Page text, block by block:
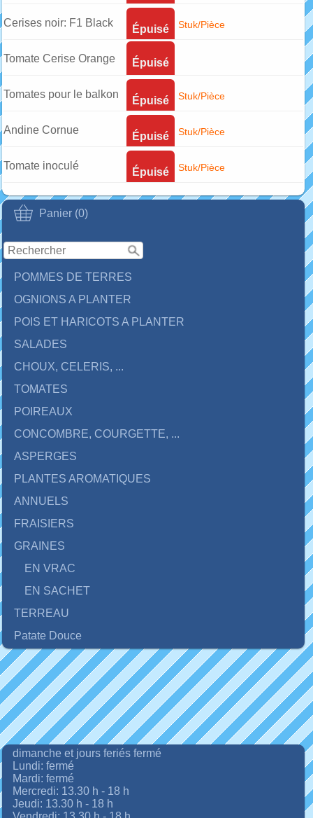
Panier (0)
POMMES DE TERRES
OGNIONS A PLANTER
POIS ET HARICOTS A PLANTER
SALADES
CHOUX, CELERIS, ...
TOMATES
POIREAUX
CONCOMBRE, COURGETTE, ...
ASPERGES
PLANTES AROMATIQUES
ANNUELS
FRAISIERS
GRAINES
EN VRAC
EN SACHET
TERREAU
Patate Douce
Golden Pearl
Cerises noir: F1 Black
Cherry
Épuisé Stuk/Pièce
Tomate Cerise Orange Épuisé
Tomates pour le balkon
"TOTEM""
Épuisé Stuk/Pièce
Andine Cornue Épuisé Stuk/Pièce
Tomate inoculé Épuisé Stuk/Pièce
dimanche et jours feriés fermé
Lundi: fermé
Mardi: fermé
Mercredi: 13.30 h - 18 h
Jeudi: 13.30 h - 18 h